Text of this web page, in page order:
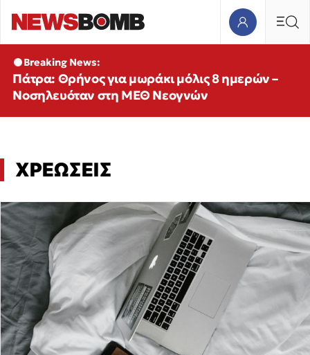
Breaking News:
Πάτρα: Θρήνος για μωράκι μόλις 8 ημερών –
Νοσηλευόταν στη ΜΕΘ Νεογνών
ΧΡΕΩΣΕΙΣ